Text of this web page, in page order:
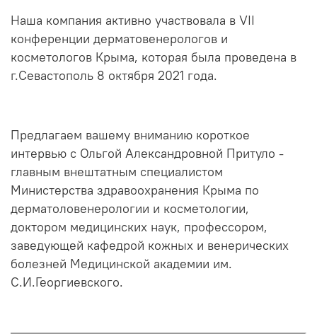
Наша компания активно участвовала в VII
конференции дерматовенерологов и
косметологов Крыма, которая была проведена в
г.Севастополь 8 октября 2021 года.
Предлагаем вашему вниманию короткое
интервью с Ольгой Александровной Притуло -
главным внештатным специалистом
Министерства здравоохранения Крыма по
дерматоловенерологии и косметологии,
доктором медицинских наук, профессором,
заведующей кафедрой кожных и венерических
болезней Медицинской академии им.
С.И.Георгиевского.